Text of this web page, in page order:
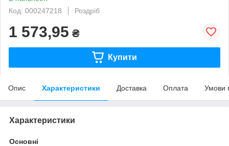
Код: 000247218
Роздріб
1 573,95 ₴
Купити
Опис Характеристики Доставка Оплата Умови
Характеристики
Основні